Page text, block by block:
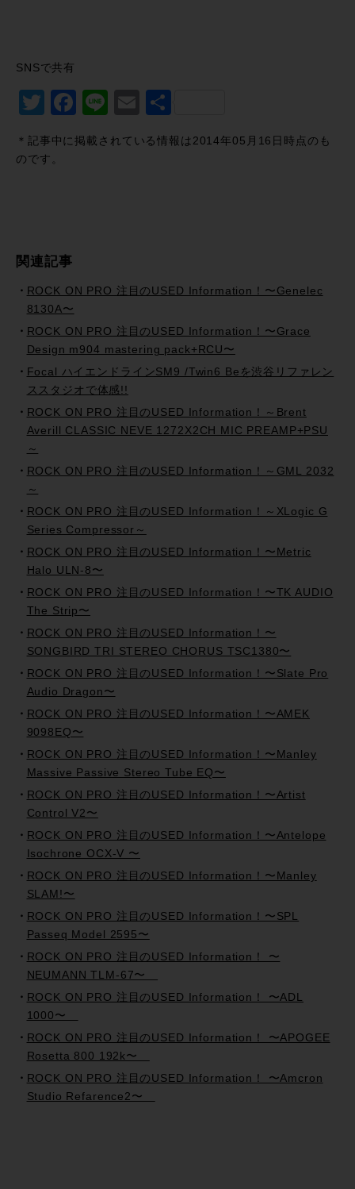
SNSで共有
Twitter
Facebook
LineEmail
＊記事中に掲載されている情報は2014年05月16日時点のも
のです。
関連記事
ROCK ON PRO 注目のUSED Information！〜Genelec
8130A〜
ROCK ON PRO 注目のUSED Information！〜Grace
Design m904 mastering pack+RCU〜
Focal ハイエンドラインSM9 /Twin6 Beを渋谷リファレン
ススタジオで体感!!
ROCK ON PRO 注目のUSED Information！～Brent
Averill CLASSIC NEVE 1272X2CH MIC PREAMP+PSU
～
ROCK ON PRO 注目のUSED Information！～GML 2032
～
ROCK ON PRO 注目のUSED Information！～XLogic G
Series Compressor～
ROCK ON PRO 注目のUSED Information！〜Metric
Halo ULN-8〜
ROCK ON PRO 注目のUSED Information！〜TK AUDIO
The Strip〜
ROCK ON PRO 注目のUSED Information！〜
SONGBIRD TRI STEREO CHORUS TSC1380〜
ROCK ON PRO 注目のUSED Information！〜Slate Pro
Audio Dragon〜
ROCK ON PRO 注目のUSED Information！〜AMEK
9098EQ〜
ROCK ON PRO 注目のUSED Information！〜Manley
Massive Passive Stereo Tube EQ〜
ROCK ON PRO 注目のUSED Information！〜Artist
Control V2〜
ROCK ON PRO 注目のUSED Information！〜Antelope
Isochrone OCX-V 〜
ROCK ON PRO 注目のUSED Information！〜Manley
SLAM!〜
ROCK ON PRO 注目のUSED Information！〜SPL
Passeq Model 2595〜
ROCK ON PRO 注目のUSED Information！ 〜
NEUMANN TLM-67〜
ROCK ON PRO 注目のUSED Information！ 〜ADL
1000〜
ROCK ON PRO 注目のUSED Information！ 〜APOGEE
Rosetta 800 192k〜
ROCK ON PRO 注目のUSED Information！ 〜Amcron
Studio Refarence2〜